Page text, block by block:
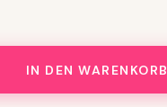
IN DEN WARENKORB